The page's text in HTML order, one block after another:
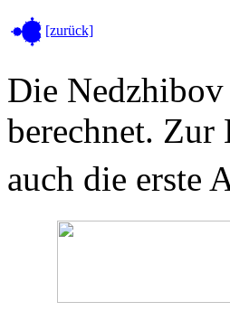
[zurück]
Die
berechnet.
auch die erste